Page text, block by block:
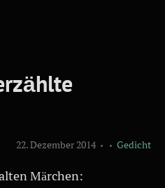
22. Dezember 2014 Gedicht
Märchen: